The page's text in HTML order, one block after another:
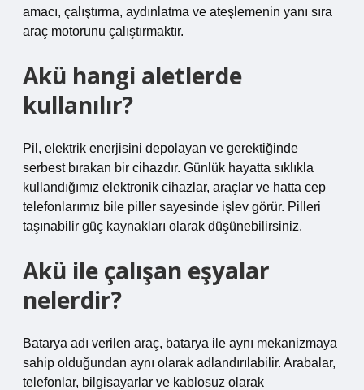
amacı, çalıştırma, aydınlatma ve ateşlemenin yanı sıra
araç motorunu çalıştırmaktır.
Akü hangi aletlerde
kullanılır?
Pil, elektrik enerjisini depolayan ve gerektiğinde
serbest bırakan bir cihazdır. Günlük hayatta sıklıkla
kullandığımız elektronik cihazlar, araçlar ve hatta cep
telefonlarımız bile piller sayesinde işlev görür. Pilleri
taşınabilir güç kaynakları olarak düşünebilirsiniz.
Akü ile çalışan eşyalar
nelerdir?
Batarya adı verilen araç, batarya ile aynı mekanizmaya
sahip olduğundan aynı olarak adlandırılabilir. Arabalar,
telefonlar, bilgisayarlar ve kablosuz olarak